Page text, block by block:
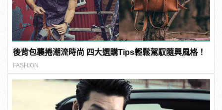
後背包襲捲潮流時尚 四大選購Tips輕鬆駕馭隨興風格！
FASHION